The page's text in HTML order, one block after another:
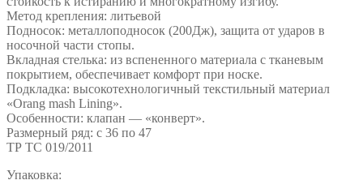
Метод крепления: литьевой
Подносок: металлоподносок (200Дж), защита от ударов в
носочной части стопы.
Вкладная стелька: из вспененного материала с тканевым
покрытием, обеспечивает комфорт при носке.
Подкладка: высокотехнологичный текстильный материал
«Orang mash Lining».
Особенности: клапан — «конверт».
Размерный ряд: с 36 по 47
ТР ТС 019/2011
Упаковка: